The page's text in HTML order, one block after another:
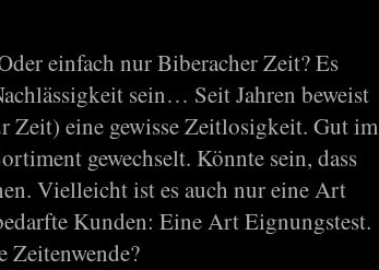
einfach nur Biberacher Zeit? Es
sein… Seit Jahren beweist
Zeit) eine gewisse Zeitlosigkeit. Gut im
gewechselt. Könnte sein, dass
Vielleicht ist es auch nur eine Art
Kunden: Eine Art Eignungstest.